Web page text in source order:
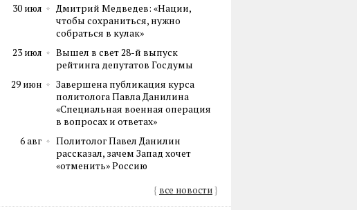
30 июл
Дмитрий Медведев: «Нации,
чтобы сохраниться, нужно
собраться в кулак»
23 июл
Вышел в свет 28-й выпуск
рейтинга депутатов Госдумы
29 июн
Завершена публикация курса
политолога Павла Данилина
«Специальная военная операция
в вопросах и ответах»
6 авг
Политолог Павел Данилин
рассказал, зачем Запад хочет
«отменить» Россию
{ все новости}